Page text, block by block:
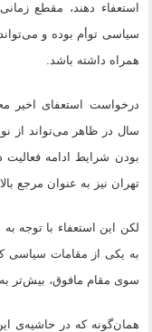
استعفاء دهند، مقطع
سیاسی توأم بوده و
همراه داشته باشد.
سال در ظاهر می‌تواند از
بودن شرایط ادامه
تهران نیز به عنوان مرجع
لکن این استعفاء با توجه
به یکی از مقامات سیاسی
سوی مقام مافوق، بیش‌تر به
همان‌گونه که در حاشیه‌ی